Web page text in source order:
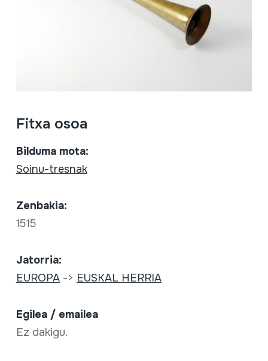
Fitxa osoa
Bilduma mota:
Soinu-tresnak
Zenbakia:
1515
Jatorria:
EUROPA-> EUSKAL HERRIA
Egilea / emailea
Ez dakigu.